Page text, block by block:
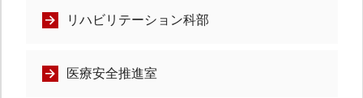
リハビリテーション科部
医療安全推進室